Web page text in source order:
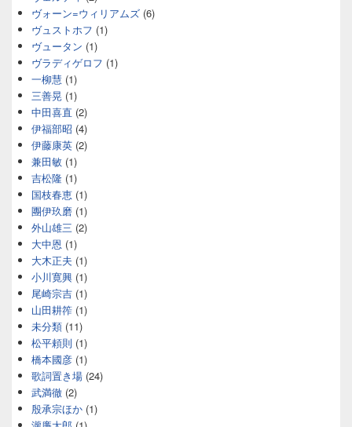
ヴォーン=ウィリアムズ (6)
ヴュストホフ (1)
ヴュータン (1)
ヴラディゲロフ (1)
一柳慧 (1)
三善晃 (1)
中田喜直 (2)
伊福部昭 (4)
伊藤康英 (2)
兼田敏 (1)
吉松隆 (1)
国枝春恵 (1)
團伊玖磨 (1)
外山雄三 (2)
大中恩 (1)
大木正夫 (1)
小川寛興 (1)
尾崎宗吉 (1)
山田耕筰 (1)
未分類 (11)
松平頼則 (1)
橋本國彦 (1)
歌詞置き場 (24)
武満徹 (2)
殷承宗ほか (1)